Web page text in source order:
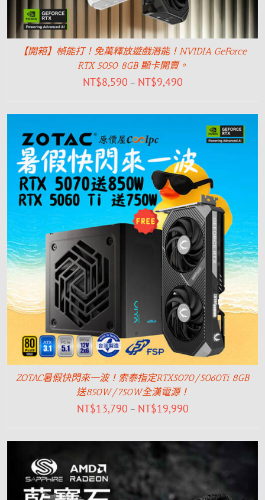
【開箱】幀能打！免萬釋放遊戲潛能！NVIDIA GeForce
RTX 5050 8GB 顯卡開賣。
NT$8,590 – NT$9,490
ZOTAC暑假快閃來一波！索泰指定RTX5070/5060Ti 8GB
送850W/750W全漢電源！
NT$13,790 – NT$19,990